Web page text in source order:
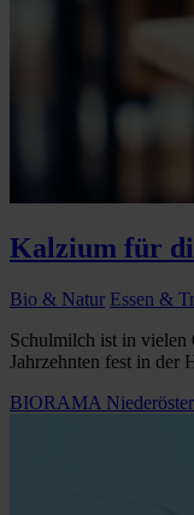
Kalzium für
Bio & Natur Essen &
Schulmilch ist in vielen
Jahrzehnten fest in der
BIORAMA